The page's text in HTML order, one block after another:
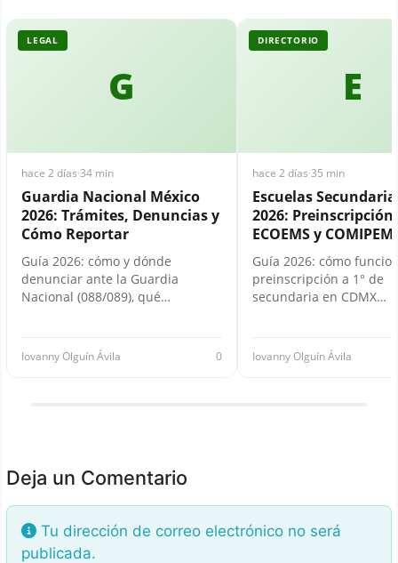
G
LEGAL
hace 2 días·34 min
Guardia Nacional México
2026: Trámites, Denuncias y
Cómo Reportar
Guía 2026: cómo y dónde
denunciar ante la Guardia
Nacional (088/089), qué…
Iovanny Olguín Ávila 0
E
DIRECTORIO
hace 2 días·35 min
Escuelas
2026: Preinscripción,
ECOEMS y
Guía 2026: cómo
preinscripción a 1° de
secundaria en CDMX…
Iovanny Olguín Ávila
Deja un Comentario
Tu dirección de correo electrónico no será
publicada.